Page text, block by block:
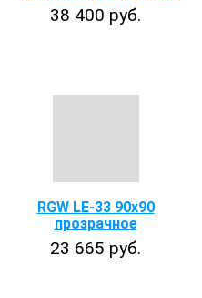
38 400 руб.
RGW LE-33 90x90
прозрачное
23 665 руб.